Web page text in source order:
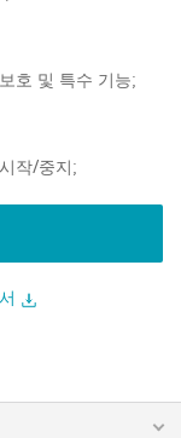
호 및 특수 기능;
작/중지;